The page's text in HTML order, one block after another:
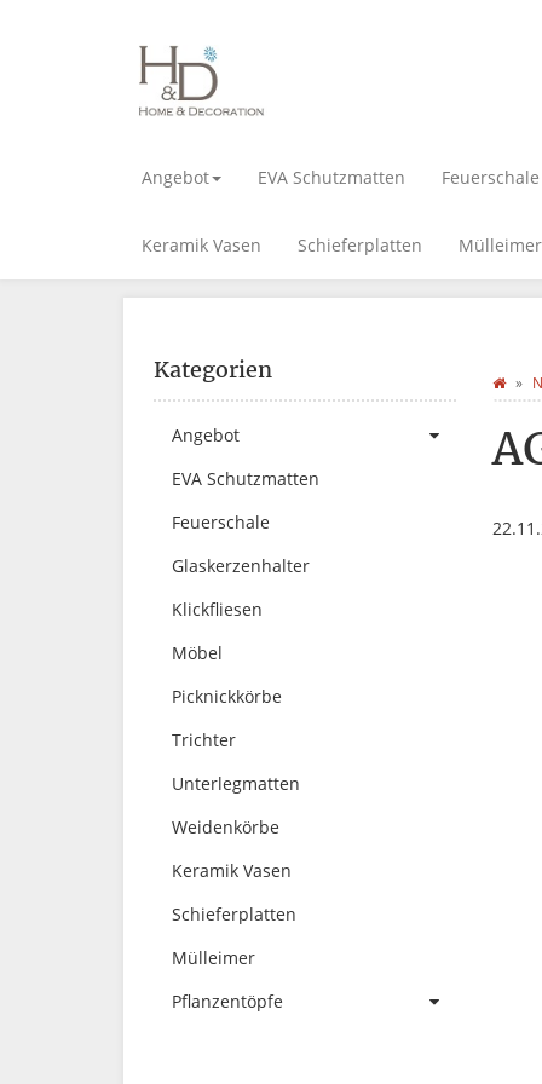
Angebot EVA Schutzmatten Feuerschale
Keramik Vasen Schieferplatten Mülleimer
Kategorien
Angebot
EVA Schutzmatten
Feuerschale
Glaskerzenhalter
Klickfliesen
Möbel
Picknickkörbe
Trichter
Unterlegmatten
Weidenkörbe
Keramik Vasen
Schieferplatten
Mülleimer
Pflanzentöpfe